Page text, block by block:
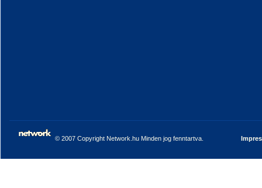
© 2007 Copyright Network.hu Minden jog fenntartva.